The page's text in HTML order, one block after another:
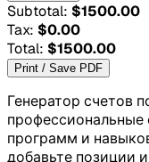
Subtotal: $1500.00
Tax: $0.00
Total: $1500.00
Print / Save PDF
Генератор счетов
профессиональные
программ и
добавьте позиции